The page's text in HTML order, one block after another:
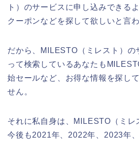
ト）のサービスに申し込みできる
クーポンなどを探して欲しいと言
だから、MILESTO（ミレスト）の
って検索しているあなたも
始セールなど、お得な情報を探し
せん。
それに私自身は、MILESTO（ミレ
今後も2021年、2022年、2023年